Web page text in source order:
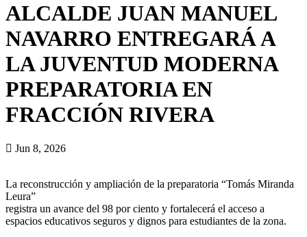
ALCALDE JUAN MANUEL
NAVARRO ENTREGARÁ A
LA JUVENTUD MODERNA
PREPARATORIA EN
FRACCIÓN RIVERA
Jun 8, 2026
La reconstrucción y ampliación de la preparatoria “Tomás Miranda
Leura”
registra un avance del 98 por ciento y fortalecerá el acceso a
espacios educativos seguros y dignos para estudiantes de la zona.